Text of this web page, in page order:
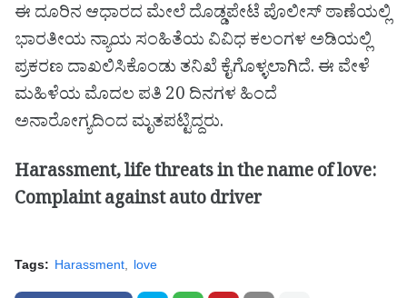
ಈ ದೂರಿನ ಆಧಾರದ ಮೇಲೆ ದೊಡ್ಡಪೇಟೆ ಪೊಲೀಸ್ ಠಾಣೆಯಲ್ಲಿ
ಭಾರತೀಯ ನ್ಯಾಯ ಸಂಹಿತೆಯ ವಿವಿಧ ಕಲಂಗಳ ಅಡಿಯಲ್ಲಿ
ಪ್ರಕರಣ ದಾಖಲಿಸಿಕೊಂಡು ತನಿಖೆ ಕೈಗೊಳ್ಳಲಾಗಿದೆ. ಈ ವೇಳೆ
ಮಹಿಳೆಯ ಮೊದಲ ಪತಿ 20 ದಿನಗಳ ಹಿಂದೆ
ಅನಾರೋಗ್ಯದಿಂದ ಮೃತಪಟ್ಟಿದ್ದರು.
Harassment, life threats in the name of love:
Complaint against auto driver
Tags: Harassment love